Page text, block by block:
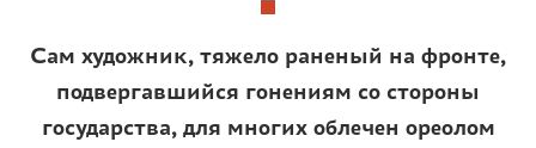
Сам художник, тяжело раненый на фронте,
подвергавшийся гонениям со стороны
государства, для многих облечен ореолом